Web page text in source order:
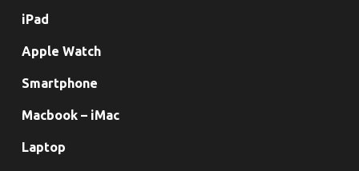
iPad
Apple Watch
Smartphone
Macbook – iMac
Laptop